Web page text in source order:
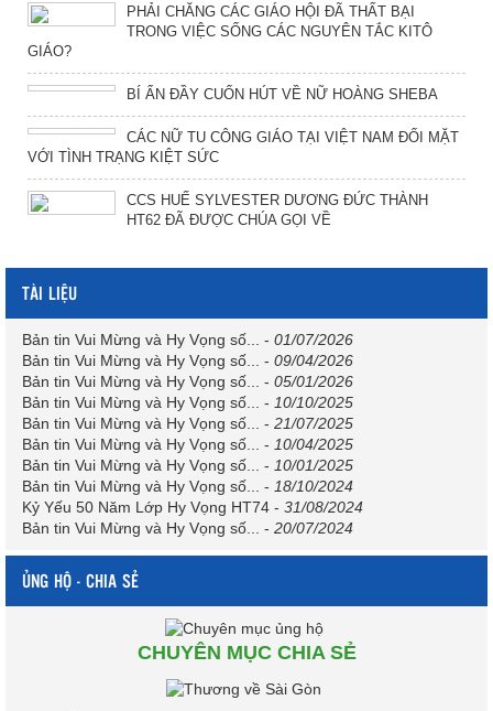
PHẢI CHĂNG CÁC GIÁO HỘI ĐÃ THẤT BẠI
TRONG VIỆC SỐNG CÁC NGUYÊN TẮC KITÔ
GIÁO?
BÍ ẨN ĐẦY CUỐN HÚT VỀ NỮ HOÀNG SHEBA
CÁC NỮ TU CÔNG GIÁO TẠI VIỆT NAM ĐỐI MẶT
VỚI TÌNH TRẠNG KIỆT SỨC
CCS HUẾ SYLVESTER DƯƠNG ĐỨC THÀNH
HT62 ĐÃ ĐƯỢC CHÚA GỌI VỀ
TÀI LIỆU
Bản tin Vui Mừng và Hy Vọng số... - 01/07/2026
Bản tin Vui Mừng và Hy Vọng số...
- 09/04/2026
Bản tin Vui Mừng và Hy Vọng số...
- 05/01/2026
Bản tin Vui Mừng và Hy Vọng số...
- 10/10/2025
Bản tin Vui Mừng và Hy Vọng số...
- 21/07/2025
Bản tin Vui Mừng và Hy Vọng số...
- 10/04/2025
Bản tin Vui Mừng và Hy Vọng số...
- 10/01/2025
Bản tin Vui Mừng và Hy Vọng số...
- 18/10/2024
Kỷ Yếu 50 Năm Lớp Hy Vọng HT74 - 31/08/2024
Bản tin Vui Mừng và Hy Vọng số...
- 20/07/2024
ỦNG HỘ - CHIA SẺ
CHUYÊN MỤC CHIA SẺ